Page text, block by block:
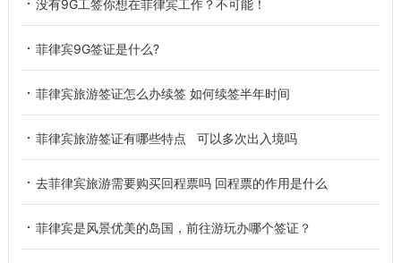
没有9G工签你想在菲律宾工作？不可能！
菲律宾9G签证是什么?
菲律宾旅游签证怎么办续签 如何续签半年时间
菲律宾旅游签证有哪些特点 可以多次出入境吗
去菲律宾旅游需要购买回程票吗 回程票的作用是什么
菲律宾是风景优美的岛国，前往游玩办哪个签证？